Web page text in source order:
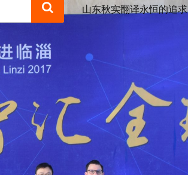
山东秋实翻译永恒的追求